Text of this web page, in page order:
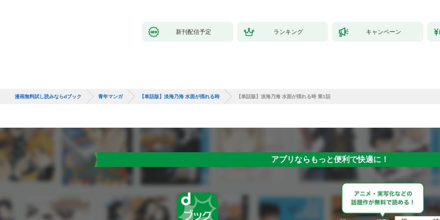
新刊配信予定 ランキング キャンペーン
漫画無料試し読みならdブック 青年マンガ 【単話版】淡海乃海 水面が揺れる時 【単話版】淡海乃海 水面が揺れる時 第1話
アプリならもっと便利で快適に！